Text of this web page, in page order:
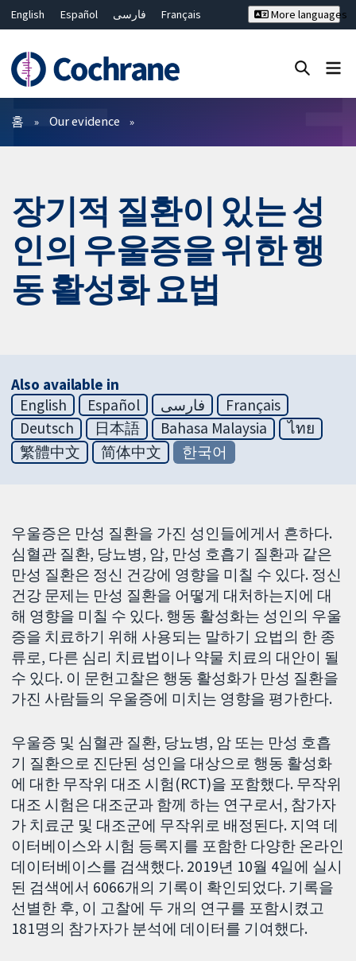
English Español فارسی
Français
Bahasa Malaysia
ไทย
繁體中文
简体中文
More languages
필터
홈 Our evidence
장기적 질환이 있는 성
인의 우울증을 위한 행
동 활성화 요법
Also available in
English
Español فارسی
Français
Deutsch
日本語 Bahasa Malaysia
ไทย
繁體中文
简体中文 한국어
우울증은 만성 질환을 가진 성인들에게서 흔하다.
심혈관 질환, 당뇨병, 암, 만성 호흡기 질환과 같은
만성 질환은 정신 건강에 영향을 미칠 수 있다. 정신
건강 문제는 만성 질환을 어떻게 대처하는지에 대
해 영향을 미칠 수 있다. 행동 활성화는 성인의 우울
증을 치료하기 위해 사용되는 말하기 요법의 한 종
류로, 다른 심리 치료법이나 약물 치료의 대안이 될
수 있다. 이 문헌고찰은 행동 활성화가 만성 질환을
가진 사람들의 우울증에 미치는 영향을 평가한다.
우울증 및 심혈관 질환, 당뇨병, 암 또는 만성 호흡
기 질환으로 진단된 성인을 대상으로 행동 활성화
에 대한 무작위 대조 시험(RCT)을 포함했다. 무작위
대조 시험은 대조군과 함께 하는 연구로서, 참가자
가 치료군 및 대조군에 무작위로 배정된다. 지역 데
이터베이스와 시험 등록지를 포함한 다양한 온라인
데이터베이스를 검색했다. 2019년 10월 4일에 실시
된 검색에서 6066개의 기록이 확인되었다. 기록을
선별한 후, 이 고찰에 두 개의 연구를 포함시켰고
181명의 참가자가 분석에 데이터를 기여했다.